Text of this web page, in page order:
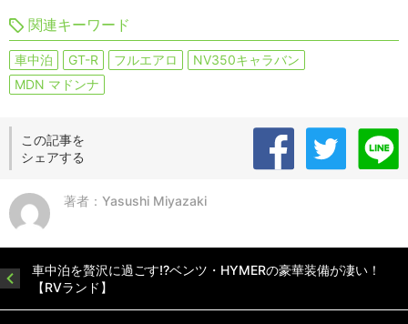
関連キーワード
車中泊 GT-R フルエアロ
NV350キャラバン
MDN マドンナ
この記事を
シェアする
著者：Yasushi Miyazaki
車中泊を贅沢に過ごす!?ベンツ・HYMERの豪華装備が凄い！
【RVランド】